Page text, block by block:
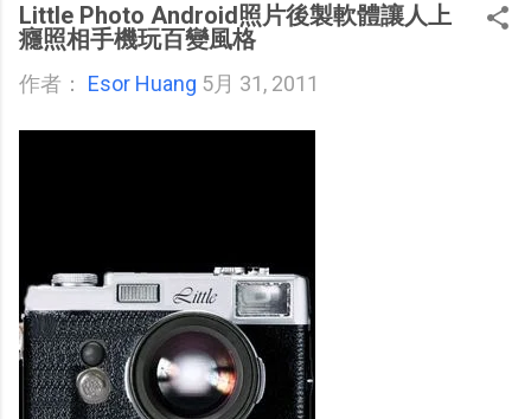
Little Photo Android照片後製軟體讓人上
癮照相手機玩百變風格
作者： Esor Huang 5月 31, 2011